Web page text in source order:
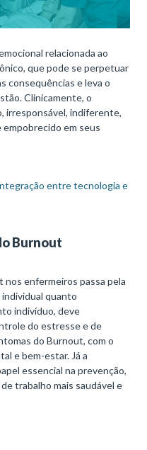
relacionada ao
que pode se perpetuar
consequências e leva o
Clinicamente, o
irresponsável, indiferente,
em seus
entre tecnologia e
Burnout
nos enfermeiros passa pela
quanto
indivíduo, deve
do estresse e de
do Burnout, com o
e bem-estar. Já a
essencial na prevenção,
trabalho mais saudável e